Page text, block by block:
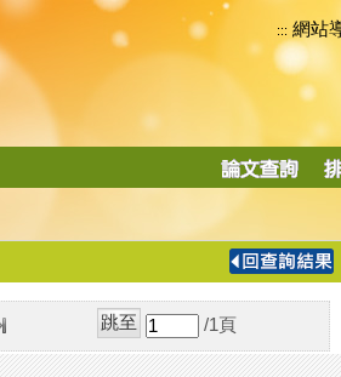
::: 網站
導
/1 頁